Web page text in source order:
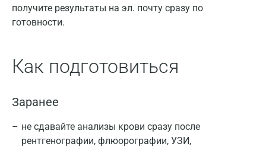
получите результаты на эл. почту сразу по
готовности.
Как подготовиться
Заранее
не сдавайте анализы крови сразу после
рентгенографии, флюорографии, УЗИ,